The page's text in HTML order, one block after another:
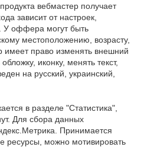
вебмастер получает
зависит от настроек,
У оффера могут быть
местоположению, возрасту,
имеет право изменять внешний
иконку, менять текст,
на русский, украинский,
в разделе "Статистика",
Для сбора данных
Принимается
ресурсы, можно мотивировать